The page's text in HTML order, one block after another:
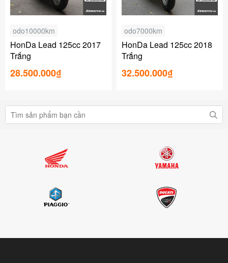
odo10000km
HonDa Lead 125cc 2017
Trắng
28.500.000₫
odo7000km
HonDa Lead 125cc 2018
Trắng
32.500.000₫